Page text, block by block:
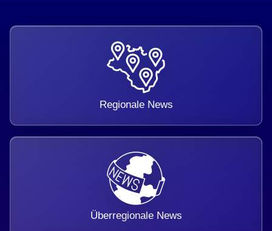
Regionale News
Überregionale News